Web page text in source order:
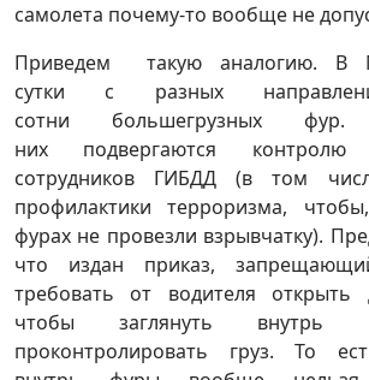
самолета почему-то вообще не
Приведем такую аналогию. В
сутки с разных
сотни большегрузных
них подвергаются
сотрудников ГИБДД (в том
профилактики терроризма,
фурах не провезли взрывчатку).
что издан приказ,
требовать от водителя открыть
чтобы заглянуть внутрь
проконтролировать груз. То